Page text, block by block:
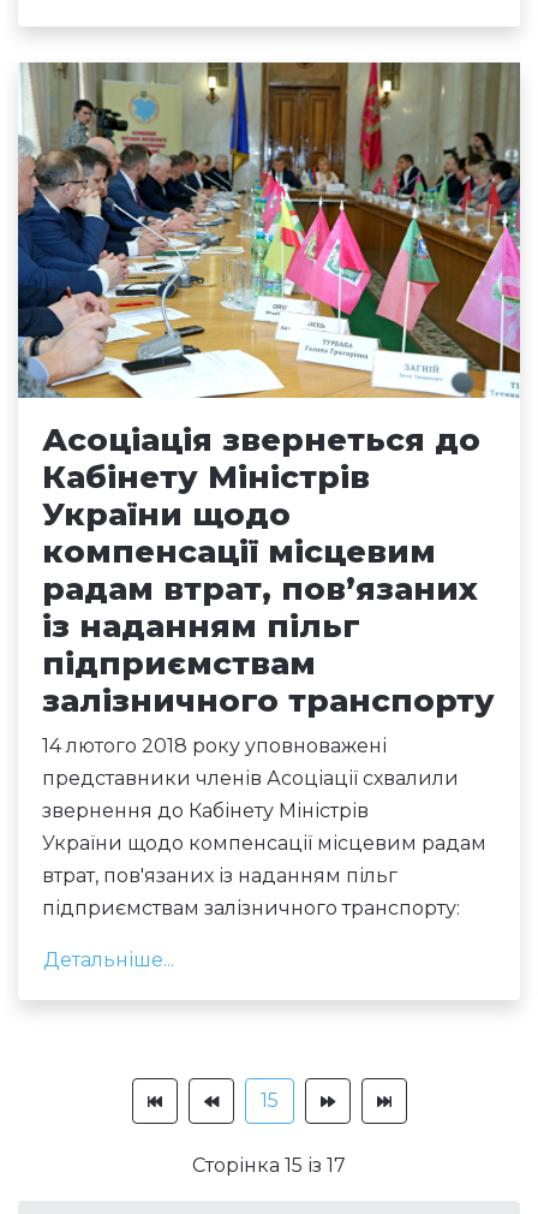
Асоціація звернеться до
Кабінету Міністрів
України щодо
компенсації місцевим
радам втрат, пов’язаних
із наданням пільг
підприємствам
залізничного транспорту
14 лютого 2018 року уповноважені
представники членів Асоціації схвалили
звернення до Кабінету Міністрів
України щодо компенсації місцевим радам
втрат, пов'язаних із наданням пільг
підприємствам залізничного транспорту:
Детальніше...
15
Сторінка 15 із 17